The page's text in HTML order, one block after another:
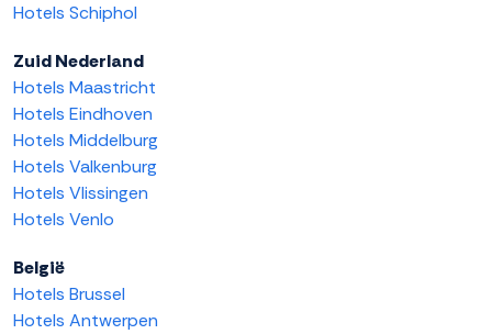
Hotels Schiphol
Zuid Nederland
Hotels Maastricht
Hotels Eindhoven
Hotels Middelburg
Hotels Valkenburg
Hotels Vlissingen
Hotels Venlo
België
Hotels Brussel
Hotels Antwerpen